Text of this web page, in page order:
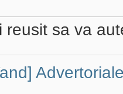
reusit sa va